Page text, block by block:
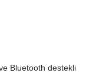
Bluetooth destekli